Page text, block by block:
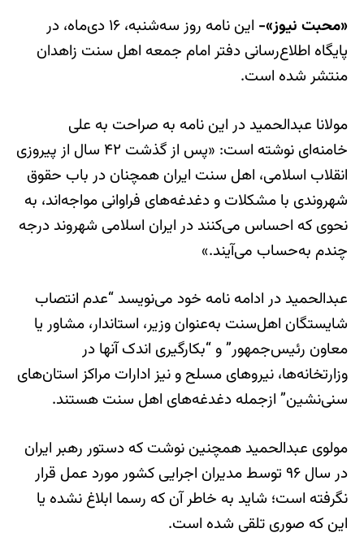
«محبت نیوز»-
این نامه روز سه‌شنبه، ۱۶ دی‌ماه، در
پایگاه اطلاع‌رسانی دفتر امام جمعه اهل سنت زاهدان
منتشر شده است.
مولانا عبدالحمید در این نامه به صراحت به علی
خامنه‌ای نوشته است: «پس از گذشت ۴۲ سال از پیروزی
انقلاب اسلامی، اهل ‌سنت ایران همچنان در باب حقوق
شهروندی با مشکلات و دغدغه‌های فراوانی مواجه‌اند، به
‌نحوی که احساس می‌کنند در ایران اسلامی شهروند درجه
چندم به‌حساب می‌آیند.»
عبدالحمید در ادامه نامه خود می‌نویسد “عدم انتصاب
شایستگان اهل‌سنت به‌عنوان وزیر، استاندار، مشاور یا
معاون رئیس‌جمهور” و “بکارگیری اندک آنها در
وزارتخانه‌ها، نیروهای مسلح و نیز ادارات مراکز استان‌های
سنی‌نشین” ازجمله دغدغه‌های اهل‌ سنت هستند.
مولوی عبدالحميد همچنین نوشت که دستور رهبر ايران
در سال ۹۶ توسط مدیران اجرایی کشور مورد عمل قرار
نگرفته است؛ شاید به‌ خاطر آن‌ که رسما ابلاغ نشده یا
این‌ که صوری تلقی شده است.